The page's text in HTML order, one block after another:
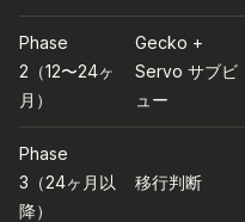
Phase
2（12〜24ヶ
月）
Gecko +
Servo サブビ
ュー
Phase
3（24ヶ月以
降）
移行判断